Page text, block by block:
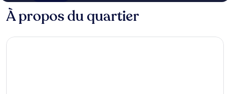
À propos du quartier